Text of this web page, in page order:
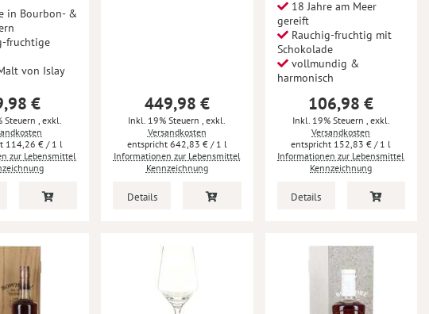
in Bourbon- &
fruchtige
von Islay
€
Steuern , exkl.
114,26 € / 1 l
zur Lebensmittel
449,98 €
Inkl. 19% Steuern, exkl.
Versandkosten
642,83 €/ 1 l
Informationen zur Lebensmittel
Kennzeichnung
Details
18 Jahre am Meer
gereift
Rauchig-fruchtig mit
Schokolade
vollmundig &
harmonisch
106,98 €
Inkl. 19% Steuern , exkl.
Versandkosten
152,83 € / 1 l
Informationen zur Lebensmittel
Kennzeichnung
Details